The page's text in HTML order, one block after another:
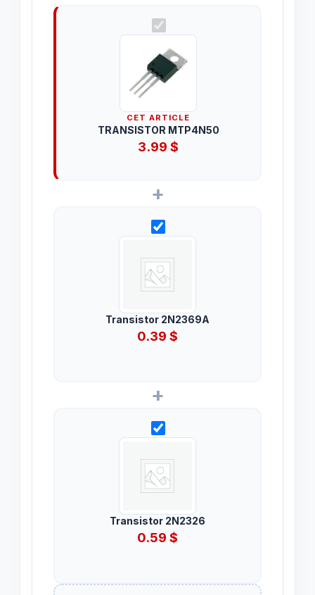
CET ARTICLE
TRANSISTOR MTP4N50
3.99$
+
Transistor 2N2369A
0.39 $
+
Transistor 2N2326
0.59 $